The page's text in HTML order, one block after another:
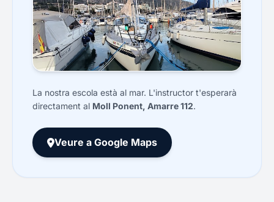
La nostra escola està al mar. L'instructor t'esperarà
directament al Moll Ponent, Amarre 112.
Veure a Google Maps